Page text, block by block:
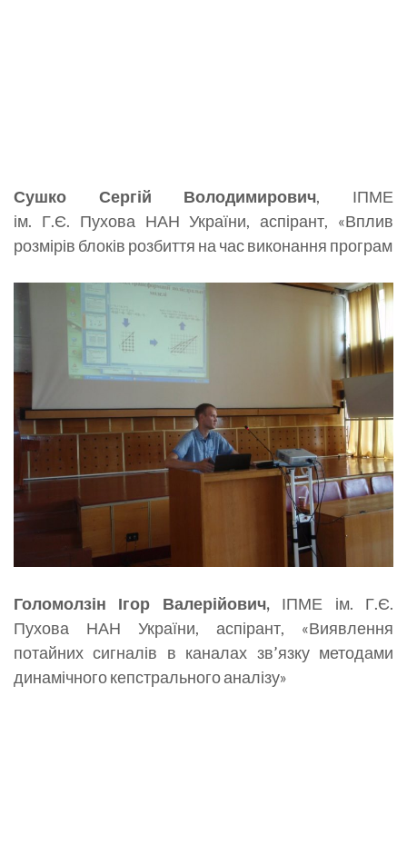
Сушко Сергій Володимирович, ІПМЕ
ім. Г.Є. Пухова НАН України, аспірант, «Вплив
розмірів блоків розбиття на час виконання програм
Голомолзін Ігор Валерійович,ІПМЕ ім. Г.Є.
Пухова НАН України, аспірант, «Виявлення
потайних сигналів в каналах зв’язку методами
динамічного кепстрального аналізу»